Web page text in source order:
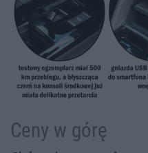
Ceny w górę